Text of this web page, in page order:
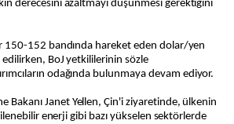
derecesini azaltmayı düşünmesi gerektiğini
150-152 bandında hareket eden dolar/yen
BoJ yetkililerinin sözle
odağında bulunmaya devam ediyor.
Bakanı Janet Yellen, Çin'i ziyaretinde, ülkenin
enerji gibi bazı yükselen sektörlerde